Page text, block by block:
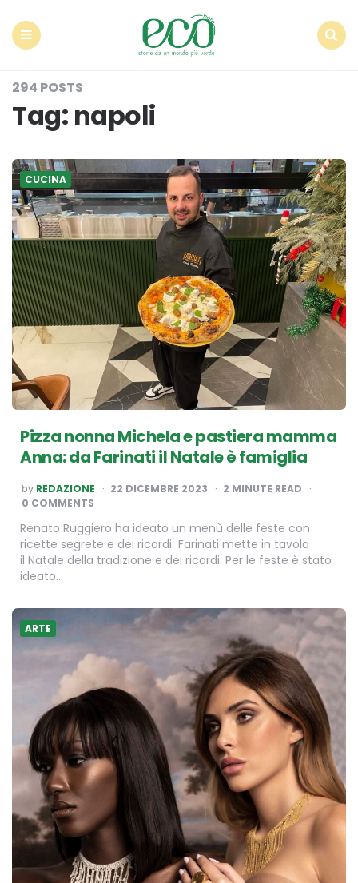
294 POSTS
Tag: napoli
CUCINA
Pizza nonna Michela e pastiera mamma
Anna: da Farinati il Natale è famiglia
POSTED
BY
by REDAZIONE 22 DICEMBRE 2023 2 MINUTE READ
0 COMMENTS
Renato Ruggiero ha ideato un menù delle feste con
ricette segrete e dei ricordi Farinati mette in tavola
il Natale della tradizione e dei ricordi. Per le feste è stato
ideato…
ARTE